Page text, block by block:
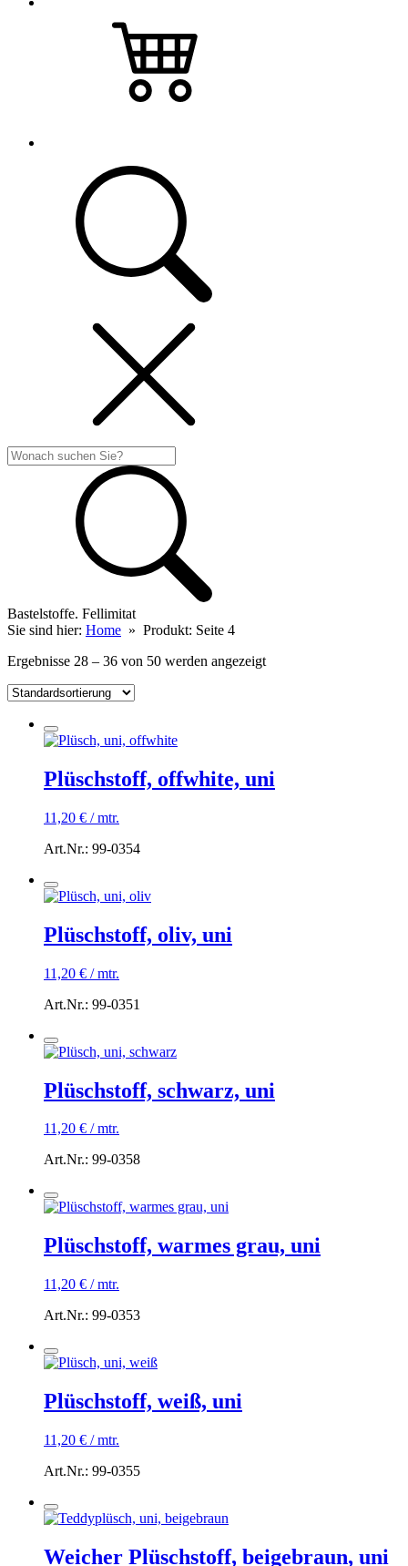
Bastelstoffe. Fellimitat
Sie sind hier: Home » Produkt: Seite 4
Ergebnisse 28 – 36 von 50 werden angezeigt
Plüschstoff, offwhite, uni
11,20 € /mtr.
Art.Nr.: 99-0354
Plüschstoff, oliv, uni
11,20 € /mtr.
Art.Nr.: 99-0351
Plüschstoff, schwarz, uni
11,20 € /mtr.
Art.Nr.: 99-0358
Plüschstoff, warmes grau, uni
11,20 € /mtr.
Art.Nr.: 99-0353
Plüschstoff, weiß, uni
11,20 € /mtr.
Art.Nr.: 99-0355
Weicher Plüschstoff, beigebraun, uni